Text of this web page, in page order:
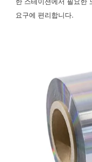
요구에 편리합니다.